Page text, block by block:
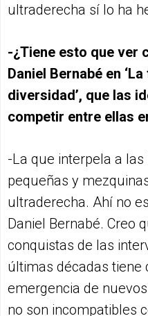
ultraderecha sí lo ha
-¿Tiene esto que ver
Daniel Bernabé en
diversidad’, que las
competir entre ellas
-La que interpela a
pequeñas y
ultraderecha. Ahí no
Daniel Bernabé. Creo
conquistas de las
últimas décadas tiene
emergencia de
no son incompatibles